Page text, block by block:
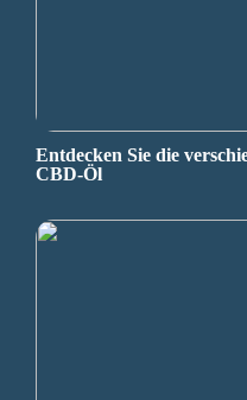
Entdecken Sie die
CBD-Öl